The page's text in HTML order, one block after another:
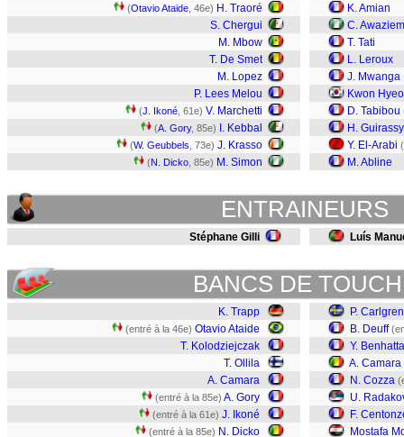
(Otavio Ataide , 46e) H. Traoré
S. Chergui
M. Mbow
T. De Smet
M. Lopez
P. Lees Melou
(J. Ikoné , 61e) V. Marchetti
(A. Gory, 85e) I. Kebbal
(W. Geubbels , 73e) J. Krasso
(N. Dicko , 85e) M. Simon
K. Amian
C. Awaziem
T. Tati
L. Leroux
J. Mwanga
Kwon
D. Tabibou
H. Guirassy
Y. El-Arabi (
M. Abline
ENTRAINEURS
Stéphane Gilli Luís
BANCS DE
K. Trapp
(entré à la 46e) Otavio Ataide
T. Kolodziejczak
T. Ollila
A. Camara
(entré à la 85e) A. Gory
(entré à la 61e) J. Ikoné
(entré à la 85e) N. Dicko
P. Carlgren
B. Deuff
Y.
A. Camara
N. Cozza
U.
F.
Mostafa